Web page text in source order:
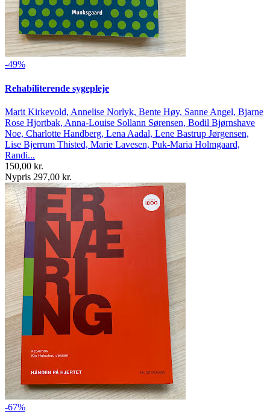
-49%
Rehabiliterende sygepleje
Marit Kirkevold, Annelise Norlyk, Bente Høy, Sanne Angel, Bjarne
Rose Hjortbak, Anna-Louise Sollann Sørensen, Bodil Bjørnshave
Noe, Charlotte Handberg, Lena Aadal, Lene Bastrup Jørgensen,
Lise Bjerrum Thisted, Marie Lavesen, Puk-Maria Holmgaard,
Randi...
150,00 kr.
Nypris 297,00 kr.
-67%